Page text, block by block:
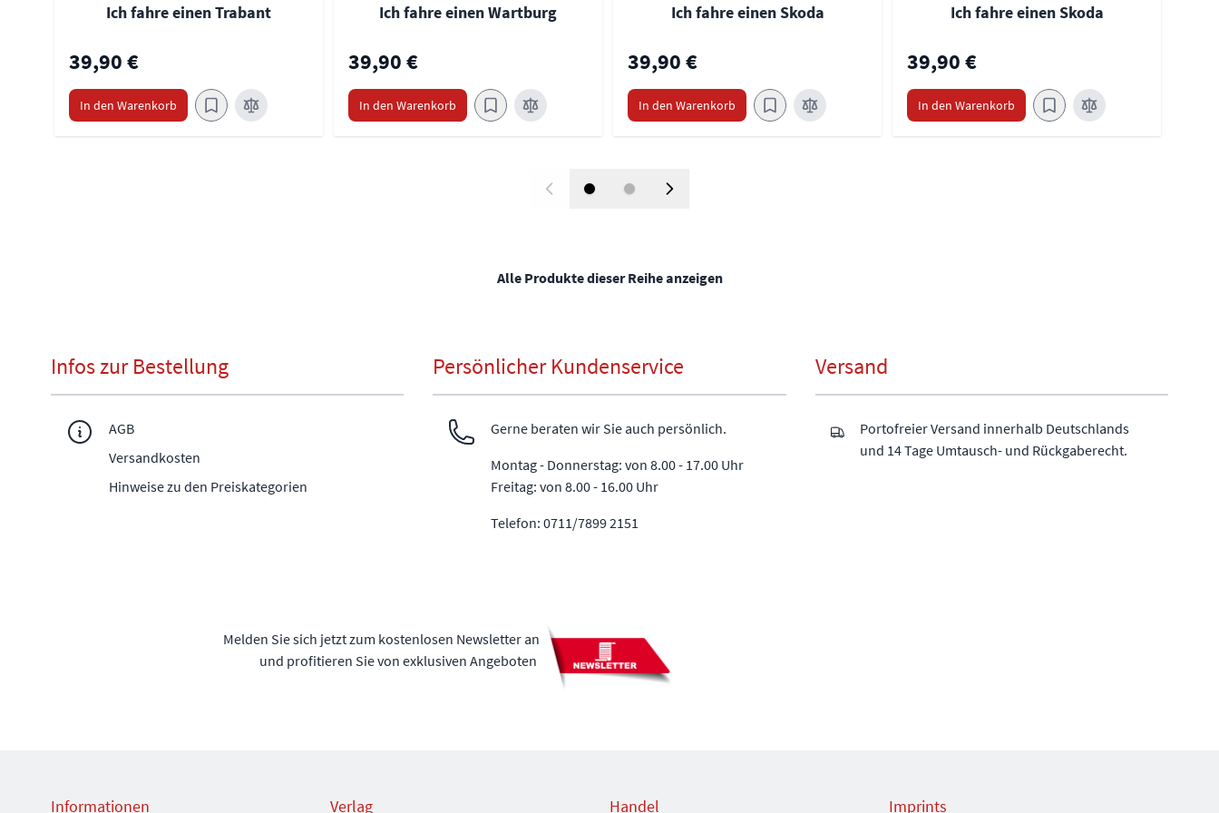
Ich fahre einen Trabant
39,90 €
In den Warenkorb
Ich fahre einen Wartburg
39,90 €
In den Warenkorb
Ich fahre einen Skoda
39,90 €
In den Warenkorb
Ich fahre einen Skoda
39,90 €
In den Warenkorb
Alle Produkte dieser Reihe anzeigen
Infos zur Bestellung
AGB
Versandkosten
Hinweise zu den Preiskategorien
Persönlicher Kundenservice
Gerne beraten wir Sie auch persönlich.
Montag - Donnerstag: von 8.00 - 17.00 Uhr
Freitag: von 8.00 - 16.00 Uhr
Telefon: 0711/7899 2151
Versand
Portofreier Versand innerhalb Deutschlands
und 14 Tage Umtausch- und Rückgaberecht.
Melden Sie sich jetzt zum kostenlosen Newsletter an
und profitieren Sie von exklusiven Angeboten
Informationen Verlag Handel Imprints